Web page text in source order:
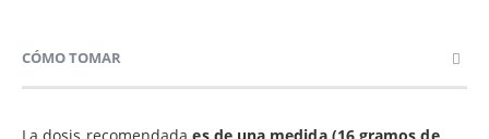
CÓMO TOMAR